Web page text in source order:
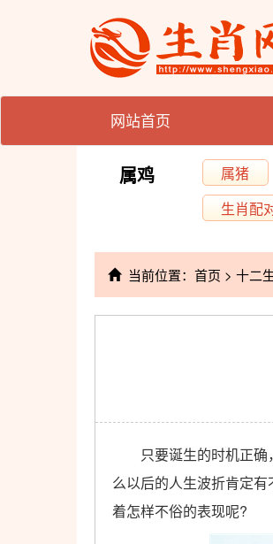
网站首页
属鸡 属猪
生肖配
当前位置： 首页 > 十二
只要诞生的时机正确
么以后的人生波折肯定
着怎样不俗的表现呢?